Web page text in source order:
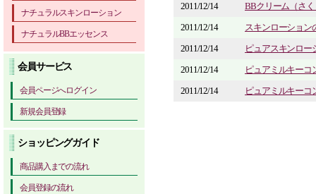
ナチュラルスキンローション
ナチュラルBBエッセンス
会員サービス
会員ページへログイン
新規会員登録
ショッピングガイド
商品購入までの流れ
会員登録の流れ
2011/12/14
BBクリーム（さ
2011/12/14
スキンローション
2011/12/14
ピュアスキンロー
2011/12/14
ピュアミルキーコ
2011/12/14
ピュアミルキーコ